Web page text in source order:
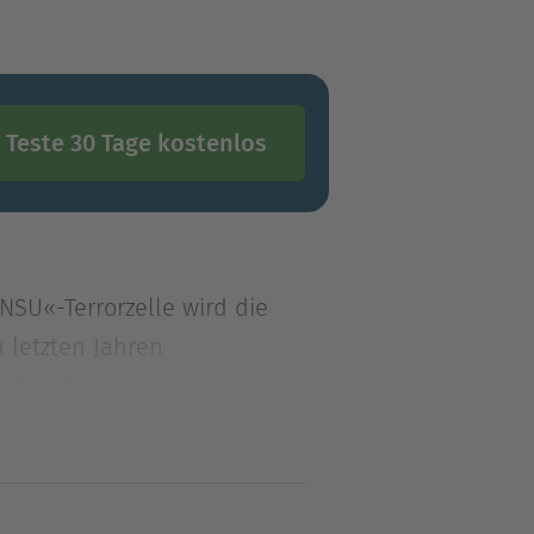
Teste 30 Tage kostenlos
Terrorzelle wird die
Jahren
Jahren zugleich